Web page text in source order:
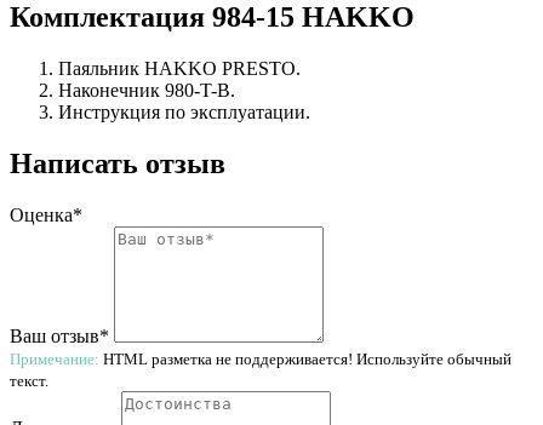
Комплектация 984-15 HAKKO
Паяльник HAKKO PRESTO.
Наконечник 980-T-B.
Инструкция по эксплуатации.
Написать отзыв
Оценка*
Ваш отзыв*
Примечание: HTML разметка не поддерживается! Используйте обычный
текст.